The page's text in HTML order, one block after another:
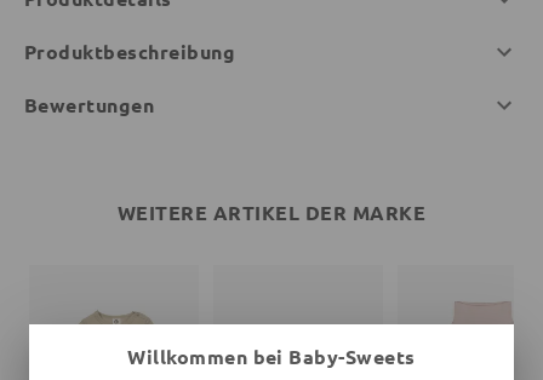
Produktbeschreibung
Bewertungen
WEITERE ARTIKEL DER MARKE
Willkommen bei Baby-Sweets